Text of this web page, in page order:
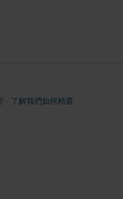
了解我們如何精選